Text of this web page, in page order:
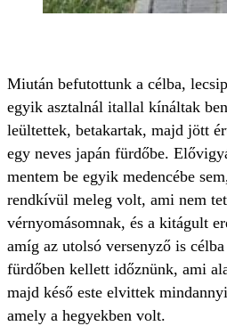
Miután befutottunk a célba,
egyik asztalnál itallal kínáltak
leültettek, betakartak, majd jött
egy neves japán fürdőbe.
mentem be egyik medencébe
rendkívül meleg volt, ami nem
vérnyomásomnak, és a kitágult
amíg az utolsó versenyző is
fürdőben kellett időznünk, ami
majd késő este elvittek
amely a hegyekben volt.